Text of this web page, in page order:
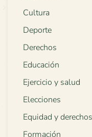
Cultura
Deporte
Derechos
Educación
Ejercicio y salud
Elecciones
Equidad y
Formación